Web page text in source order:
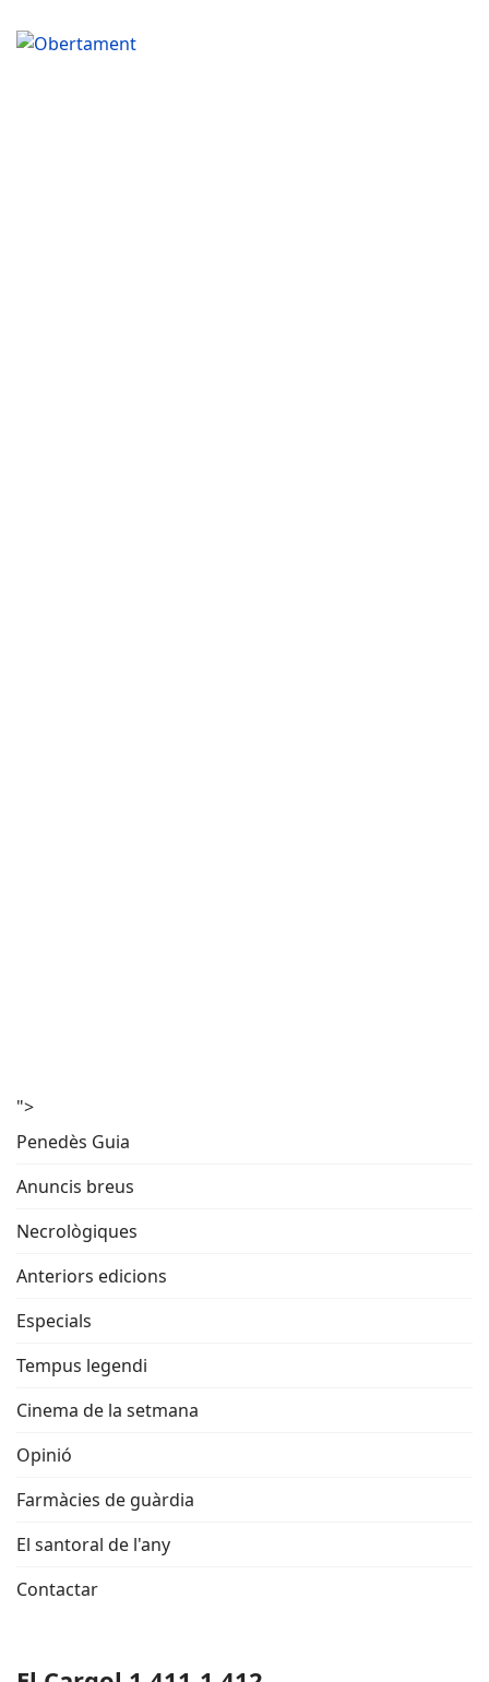
">
Penedès Guia
Anuncis breus
Necrològiques
Anteriors edicions
Especials
Tempus legendi
Cinema de la setmana
Opinió
Farmàcies de guàrdia
El santoral de l'any
Contactar